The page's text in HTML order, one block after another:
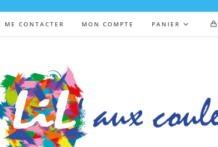
ME CONTACTER MON COMPTE PANIER